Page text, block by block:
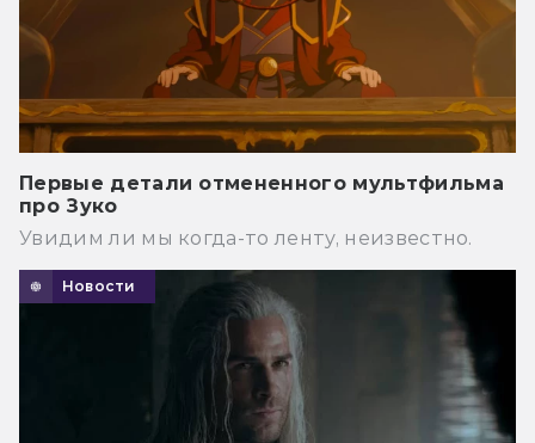
Первые детали отмененного мультфильма
про Зуко
Увидим ли мы когда-то ленту, неизвестно.
Новости